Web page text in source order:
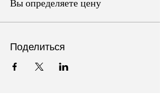
Вы определяете цену
Поделиться